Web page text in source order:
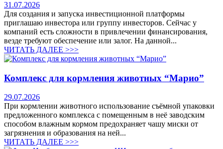
31.07.2026
Для создания и запуска инвестиционной платформы
приглашаю инвестора или группу инвесторов. Сейчас у
компаний есть сложности в привлечении финансирования,
везде требуют обеспечение или залог. На данной...
ЧИТАТЬ ДАЛЕЕ >>>
Комплекс для кормления животных “Марио”
29.07.2026
При кормлении животного использование съёмной упаковки
предложенного комплекса с помещенным в неё заводским
способом влажным кормом предохраняет чашу миски от
загрязнения и образования на ней...
ЧИТАТЬ ДАЛЕЕ >>>